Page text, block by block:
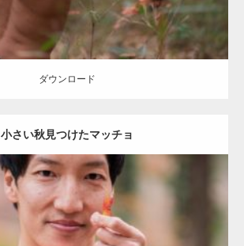
ダウンロード
小さい秋見つけたマッチョ
Update:2022.01.20